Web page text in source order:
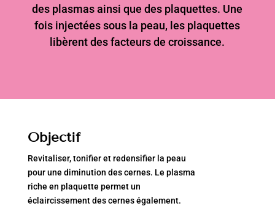
des plasmas ainsi que des plaquettes. Une
fois injectées sous la peau, les plaquettes
libèrent des facteurs de croissance.
Objectif
Revitaliser, tonifier et redensifier la peau
pour une diminution des cernes. Le plasma
riche en plaquette permet un
éclaircissement des cernes également.